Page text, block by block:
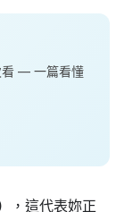
看 — 一篇看懂
，這代表妳正